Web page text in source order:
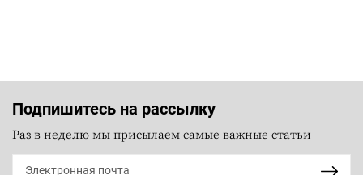
Подпишитесь на рассылку
Раз в неделю мы присылаем самые важные статьи